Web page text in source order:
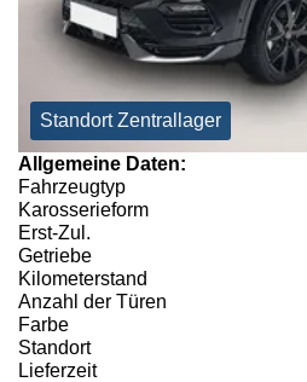
Standort Zentrallager
Allgemeine Daten:
Fahrzeugtyp
Karosserieform
Erst-Zul.
Getriebe
Kilometerstand
Anzahl der Türen
Farbe
Standort
Lieferzeit